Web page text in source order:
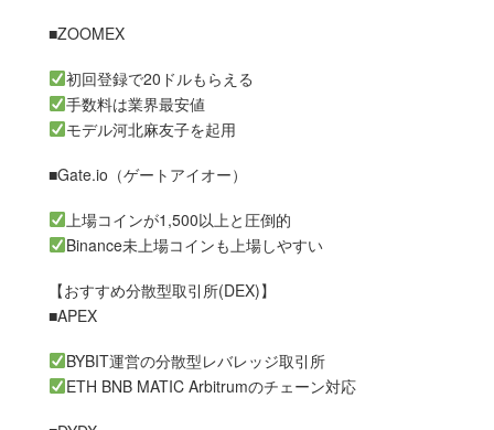
■ZOOMEX
初回登録で20ドルもらえる
手数料は業界最安値
モデル河北麻友子を起用
■Gate.io（ゲートアイオー）
上場コインが1,500以上と圧倒的
Binance未上場コインも上場しやすい
【おすすめ分散型取引所(DEX)】
■APEX
BYBIT運営の分散型レバレッジ取引所
ETH BNB MATIC Arbitrumのチェーン対応